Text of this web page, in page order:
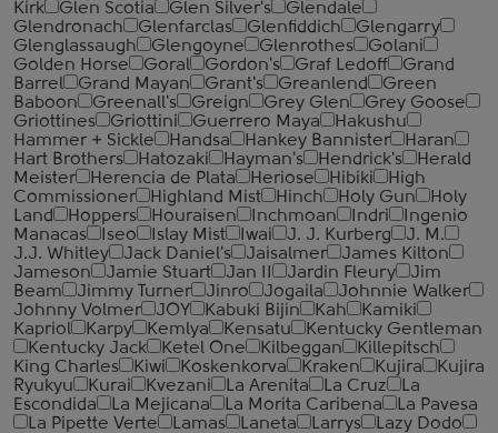
Kirk
Glen Scotia Glen Silver's
Glendale
Glendronach
Glenfarclas Glenfiddich
Glengarry
Glenglassaugh
Glengoyne Glenrothes
Golani
Golden Horse
Goral Gordon's Graf Ledoff
Grand
Barrel
Grand Mayan Grant's Greanlend
Green
Baboon
Greenall's Greign Grey Glen
Grey Goose
Griottines
Griottini Guerrero Maya
Hakushu
Hammer + Sickle
Handsa Hankey Bannister
Haran
Hart Brothers
Hatozaki Hayman's Hendrick's
Herald
Meister
Herencia de Plata Heriose Hibiki
High
Commissioner
Highland Mist Hinch Holy Gun
Holy
Land
Hoppers Houraisen Inchmoan Indri
Ingenio
Manacas
Iseo Islay Mist Iwai J. J. Kurberg
J. M.
J.J. Whitley
Jack Daniel's Jaisalmer
James Kilton
Jameson
Jamie Stuart Jan II Jardin Fleury
Jim
Beam
Jimmy Turner Jinro Jogaila
Johnnie Walker
Johnny Volmer
JOY Kabuki Bijin Kah
Kamiki
Kapriol
Karpy Kemlya Kensatu
Kentucky Gentleman
Kentucky Jack
Ketel One Kilbeggan
Killepitsch
King Charles
Kiwi Koskenkorva Kraken Kujira
Kujira
Ryukyu
Kurai Kvezani La Arenita La Cruz
La
Escondida
La Mejicana La Morita Caribena
La Pavesa
La Pipette Verte
Lamas Laneta Larrys
Lazy Dodo